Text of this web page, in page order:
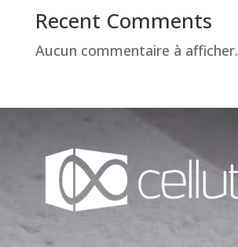
Recent Comments
Aucun commentaire à afficher.